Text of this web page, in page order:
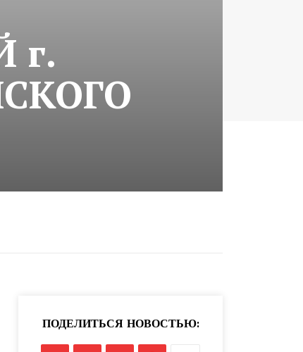
г.
ПОДЕЛИТЬСЯ НОВОСТЬЮ: